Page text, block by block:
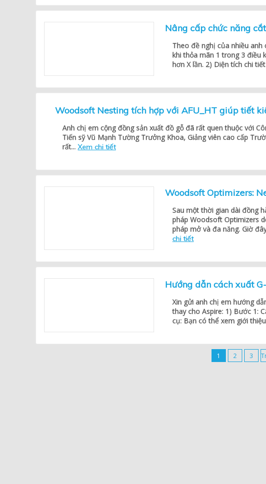
Nâng cấp chức năng
Theo đề nghị của nhiều
khi thỏa mãn 1 trong 3 điều
hơn X lần. 2) Diện tích chi
Woodsoft Nesting tích hợp với AFU_HT giúp tiết
Anh chị em cộng đồng sản xuất đồ gỗ đã rất quen thuộc với
Tiến sỹ Vũ Mạnh Tường Trưởng Khoa, Giảng viên cao cấp
rất... Xem chi tiết
Woodsoft Optimizers:
Sau một thời gian dài đồng
pháp Woodsoft Optimizers
pháp mở và đa năng. Giờ
chi tiết
Hướng dẫn cách xuất
Xin gửi anh chị em hướng
thay cho Aspire: 1) Bước 1:
cụ: Bạn có thể xem giới
1 2 3